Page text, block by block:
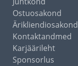
Ostuosakond
Ärikliendiosakond
Kontaktandmed
Karjäärileht
Sponsorlus